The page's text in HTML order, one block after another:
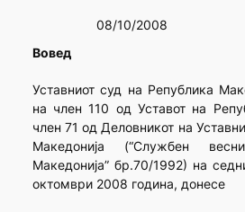
08/10/2008
Вовед
Уставниот суд на Република
на член 110 од Уставот на
член 71 од Деловникот на
Македонија (“Службен
Македонија” бр.70/1992) на
октомври 2008 година, донесе